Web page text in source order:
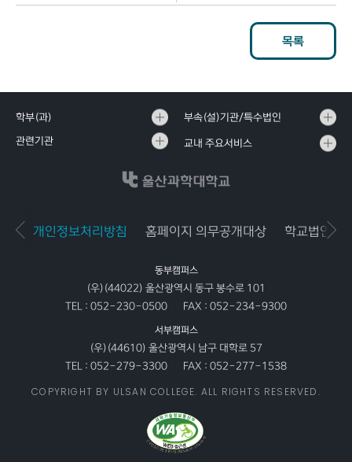
목록
동부캠퍼스
(우)(44022) 울산광역시 동구 봉수로 101
TEL : 052-230-0500 FAX : 052-234-9300
서부캠퍼스
(우)(44610) 울산광역시 남구 대학로 57
TEL : 052-279-3300 FAX : 052-277-1538
개인정보처리방침 홈페이지 의무공개대상 학교법인공
학부(과) 부속(설)기관/특수법인
관련기관 교내 주요서비스
COPYRIGHT BY ULSAN COLLEGE. ALL RIGHTS RESERVED.